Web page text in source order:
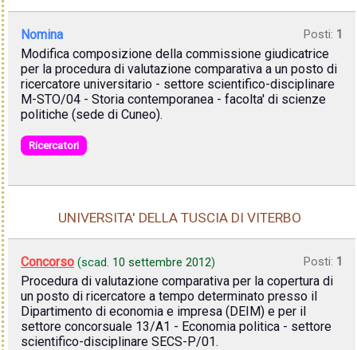
Nomina Posti: 1
Modifica composizione della commissione giudicatrice
per la procedura di valutazione comparativa a un posto di
ricercatore universitario - settore scientifico-disciplinare
M-STO/04 - Storia contemporanea - facolta' di scienze
politiche (sede di Cuneo).
Ricercatori
UNIVERSITA' DELLA TUSCIA DI VITERBO
Concorso (scad. 10 settembre 2012) Posti: 1
Procedura di valutazione comparativa per la copertura di
un posto di ricercatore a tempo determinato presso il
Dipartimento di economia e impresa (DEIM) e per il
settore concorsuale 13/A1 - Economia politica - settore
scientifico-disciplinare SECS-P/01.